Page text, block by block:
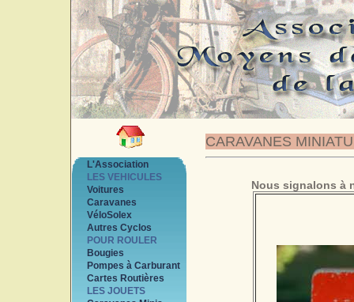
CARAVANES
L'Association
LES VEHICULES
Voitures
Caravanes
VéloSolex
Autres Cyclos
POUR ROULER
Bougies
Pompes à Carburant
Cartes Routières
LES JOUETS
Nous signalons à